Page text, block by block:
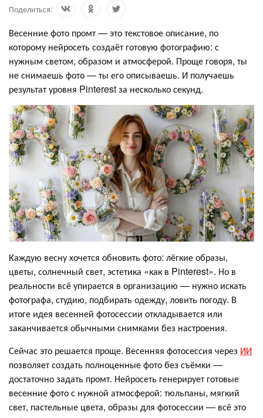
Поделиться:
Весенние фото промт — это текстовое описание, по
которому нейросеть создаёт готовую фотографию: с
нужным светом, образом и атмосферой. Проще говоря, ты
не снимаешь фото — ты его описываешь. И получаешь
результат уровня Pinterest за несколько секунд.
Каждую весну хочется обновить фото: лёгкие образы,
цветы, солнечный свет, эстетика «как в Pinterest». Но в
реальности всё упирается в организацию — нужно искать
фотографа, студию, подбирать одежду, ловить погоду. В
итоге идея весенней фотосессии откладывается или
заканчивается обычными снимками без настроения.
Сейчас это решается проще. Весенняя фотосессия через ИИ
позволяет создать полноценные фото без съёмки —
достаточно задать промт. Нейросеть генерирует готовые
весенние фото с нужной атмосферой: тюльпаны, мягкий
свет, пастельные цвета, образы для фотосессии — всё это